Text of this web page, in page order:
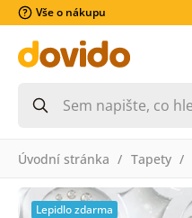
Vše o nákupu
Úvodní stránka Tapety
Lepidlo zdarma